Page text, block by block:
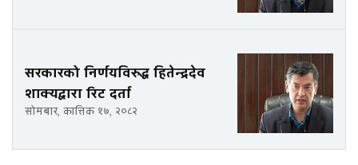
सरकारको निर्णयविरुद्ध हितेन्द्रदेव
शाक्यद्वारा रिट दर्ता
सोमबार, कात्तिक १७, २०८२